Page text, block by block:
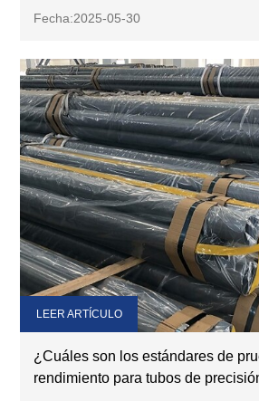
Fecha:2025-05-30
¿Cuáles son los estándares de
rendimiento para tubos de
LEER ARTÍCULO